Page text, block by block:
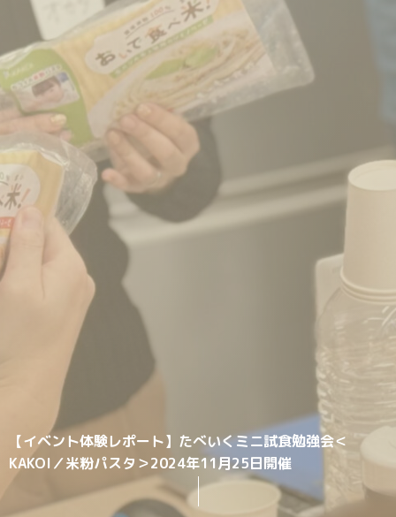
【イベント体験レポート】たべいくミニ試食勉強会＜
KAKOI／米粉パスタ＞2024年11月25日開催